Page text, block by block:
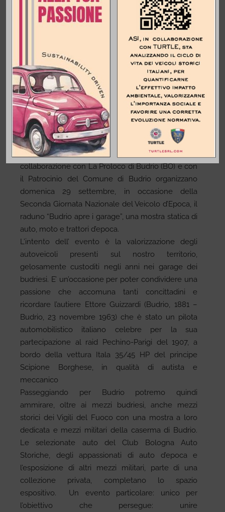
Il Club federato ASI “Bologna Auto Storiche” in
collaborazione con La Proloco di Budrio (BO) e con
il Patrocinio del Comune di Budrio organizzano
domenica 29 settembre, in occasione della
Seconda Giornata Nazionale del Veicolo d’Epoca, il
raduno “Budrio apre i garage”, una mostra statica di
auto, moto e trattori d’epoca.
L’intento dell’ evento è la valorizzazione degli
autoveicoli presenti sul nostro territorio,
gelosamente custoditi negli anni nei garage dei
budriesi. E’ un’occasione per poter condividere una
passione che accomuna tanti concittadini e
ricordare l’autiere Ettore Guizzardi (Budrio, 1881 –
Budrio, 23 novembre 1963) che è stato un pilota
automobilistico italiano celebre per la sua
partecipazione al raid Pechino-Parigi del 1907, a
bordo della vettura Itala 35/45 HP del principe
Scipione Borghese, in qualità di autista e
meccanico
Passeggiando per Budrio potremo quindi
ammirare, oltre ai mezzi budriesi, anche mezzi
storici dei Vigili del Fuoco con una mostra a loro
dedicata e mezzi militari della caserma di Budrio.
Le selezionate auto del Club Bologna Auto
Storiche, degli appassionati di auto d’epoca e
l’esposizione di altri mezzi militari, parte di una
collezione privata, completano lo spazio
espositivo. Un evento particolare: unico per
l’obiettivo che persegue: unire